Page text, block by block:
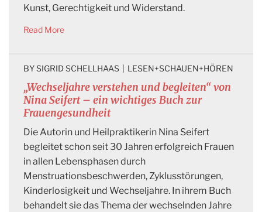
Kunst, Gerechtigkeit und Widerstand.
Read More
„Wechseljahre verstehen und begleiten“ von
Nina Seifert – ein wichtiges Buch zur
Frauengesundheit
BY SIGRID SCHELLHAAS LESEN+SCHAUEN+HÖREN
Die Autorin und Heilpraktikerin Nina Seifert
begleitet schon seit 30 Jahren erfolgreich Frauen
in allen Lebensphasen durch
Menstruationsbeschwerden, Zyklusstörungen,
Kinderlosigkeit und Wechseljahre. In ihrem Buch
behandelt sie das Thema der wechselnden Jahre